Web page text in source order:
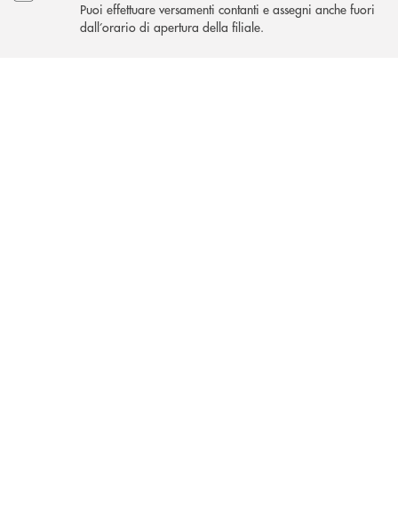
Puoi effettuare versamenti contanti e assegni anche fuori
dall’orario di apertura della filiale.